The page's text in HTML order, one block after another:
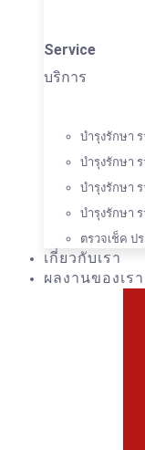
Service
บริการ
บำรุงรักษา
บำรุงรักษา
บำรุงรักษา
บำรุงรักษา
ตรวจเช็ค ป
เกี่ยวกับเรา
ผลงานของเรา